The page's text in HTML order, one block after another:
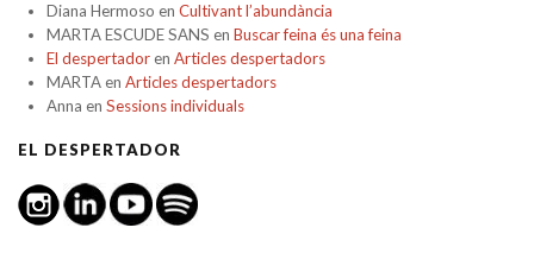
Diana Hermoso en Cultivant l’abundància
MARTA ESCUDE SANS en Buscar feina és una feina
El despertadoren Articles despertadors
MARTAen Articles despertadors
Anna en Sessions individuals
EL DESPERTADOR